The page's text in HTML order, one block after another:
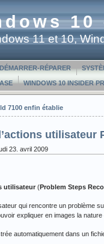
11 et 10,
RÉPARER
WINDOWS 10 INSIDER
7100 enfin établie
utilisateur
23. avril 2009
utilisateur (Problem Steps
qui rencontre un problème
expliquer en images la
automatiquement dans un